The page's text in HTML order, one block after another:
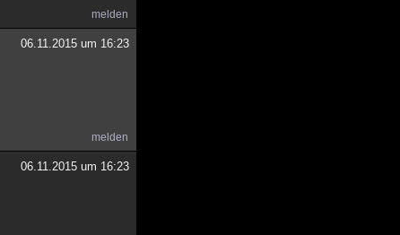
melden
06.11.2015 um 16:23
melden
06.11.2015 um 16:23